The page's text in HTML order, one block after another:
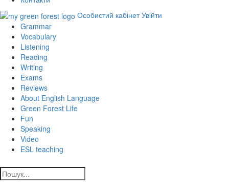
Особистий кабінет Увійти
Grammar
Vocabulary
Listening
Reading
Writing
Exams
Reviews
About English Language
Green Forest Life
Fun
Speaking
Video
ESL teaching